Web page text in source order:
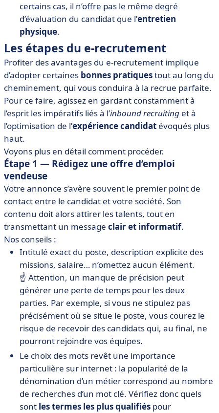
certains cas, il n’offre pas le même degré
d’évaluation du candidat que l’entretien
physique.
Les étapes du e-recrutement
Profiter des avantages du e-recrutement implique
d’adopter certaines bonnes pratiquestout au long du
cheminement, qui vous conduira à la recrue parfaite.
Pour ce faire, agissez en gardant constamment à
l’esprit les impératifs liés à l’inbound recruiting et à
l’optimisation de l’expérience candidat évoqués plus
haut.
Voyons plus en détail comment procéder.
Étape 1 — Rédigez une offre d’emploi
vendeuse
Votre annonce s’avère souvent le premier point de
contact entre le candidat et votre société. Son
contenu doit alors attirer les talents, tout en
transmettant un message clair et informatif.
Nos conseils :
Intitulé exact du poste, description explicite des
missions, salaire… n’omettez aucun élément.
☝️ Attention, un manque de précision peut
générer une perte de temps pour les deux
parties. Par exemple, si vous ne stipulez pas
précisément où se situe le poste, vous courez le
risque de recevoir des candidats qui, au final, ne
pourront rejoindre vos équipes.
Le choix des mots revêt une importance
particulière sur internet : la popularité de la
dénomination d’un métier correspond au nombre
de recherches d’un mot clé. Vérifiez donc quels
sont les termes les plus qualifiés pour